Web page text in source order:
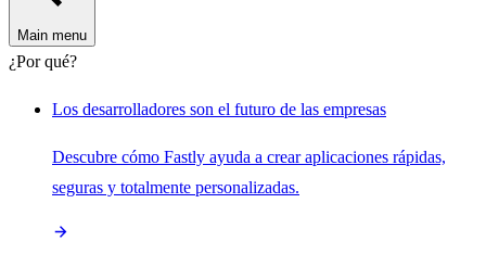
Main menu
¿Por qué?
Los desarrolladores son el futuro de las empresas
Descubre cómo Fastly ayuda a crear aplicaciones rápidas,
seguras y totalmente personalizadas.